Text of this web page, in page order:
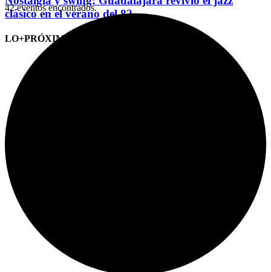
clásico en el verano del 82
LO+PRÓXIMO (CITAS)
42 eventos encontrados.